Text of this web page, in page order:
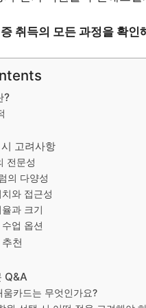
취득의 모든 과정을 확인
?
고려사항
전문성
의 다양성
와 접근성
과 크기
업 옵션
천
Q&A
움카드는 무엇인가요?